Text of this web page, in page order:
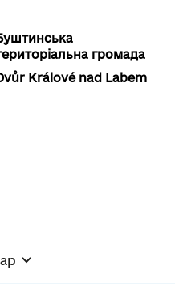
громада
Králové nad Labem